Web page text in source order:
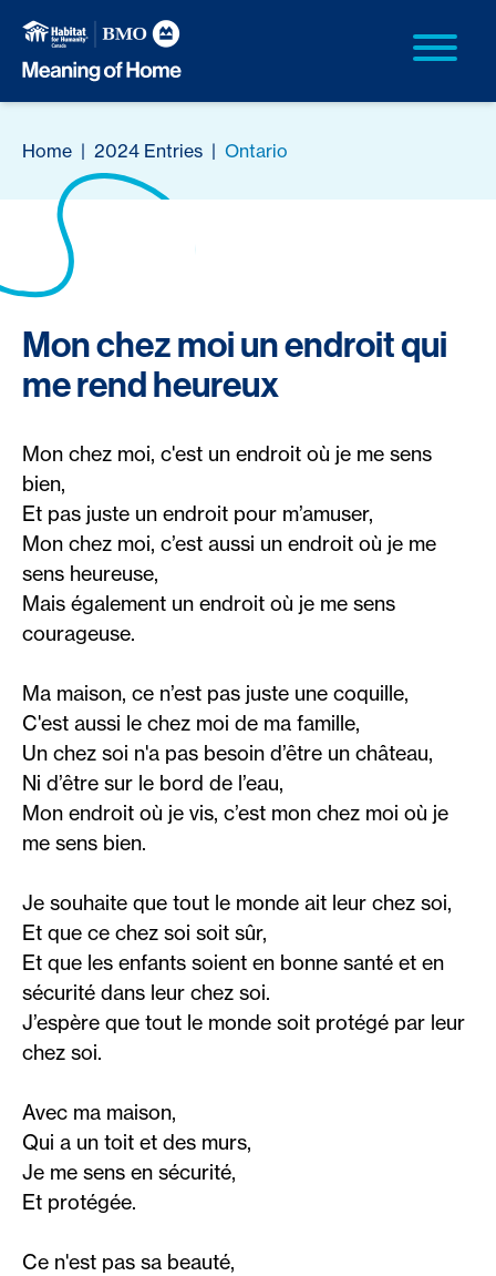
Home | 2024 Entries | Ontario
Mon chez moi un endroit qui
me rend heureux
Mon chez moi, c'est un endroit où je me sens
bien,
Et pas juste un endroit pour m’amuser,
Mon chez moi, c’est aussi un endroit où je me
sens heureuse,
Mais également un endroit où je me sens
courageuse.
Ma maison, ce n’est pas juste une coquille,
C'est aussi le chez moi de ma famille,
Un chez soi n'a pas besoin d’être un château,
Ni d’être sur le bord de l’eau,
Mon endroit où je vis, c’est mon chez moi où je
me sens bien.
Je souhaite que tout le monde ait leur chez soi,
Et que ce chez soi soit sûr,
Et que les enfants soient en bonne santé et en
sécurité dans leur chez soi.
J’espère que tout le monde soit protégé par leur
chez soi.
Avec ma maison,
Qui a un toit et des murs,
Je me sens en sécurité,
Et protégée.
Ce n'est pas sa beauté,